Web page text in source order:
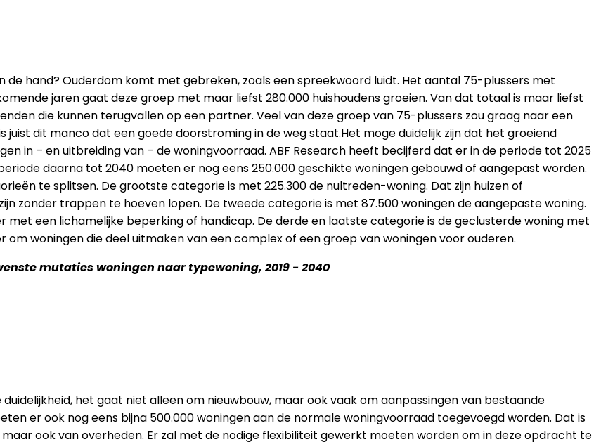
de hand? Ouderdom komt met gebreken, zoals een spreekwoord luidt. Het aantal 75-plussers met
jaren gaat deze groep met maar liefst 280.000 huishoudens groeien. Van dat totaal is maar liefst
die kunnen terugvallen op een partner. Veel van deze groep van 75-plussers zou graag naar een
juist dit manco dat een goede doorstroming in de weg staat.Het moge duidelijk zijn dat het groeiend
in – en uitbreiding van – de woningvoorraad. ABF Research heeft becijferd dat er in de periode tot 2025
daarna tot 2040 moeten er nog eens 250.000 geschikte woningen gebouwd of aangepast worden.
te splitsen. De grootste categorie is met 225.300 de nultreden-woning. Dat zijn huizen of
zonder trappen te hoeven lopen. De tweede categorie is met 87.500 woningen de aangepaste woning.
met een lichamelijke beperking of handicap. De derde en laatste categorie is de geclusterde woning met
woningen die deel uitmaken van een complex of een groep van woningen voor ouderen.
mutaties woningen naar typewoning, 2019 - 2040
duidelijkheid, het gaat niet alleen om nieuwbouw, maar ook vaak om aanpassingen van bestaande
er ook nog eens bijna 500.000 woningen aan de normale woningvoorraad toegevoegd worden. Dat is
ook van overheden. Er zal met de nodige flexibiliteit gewerkt moeten worden om in deze opdracht te